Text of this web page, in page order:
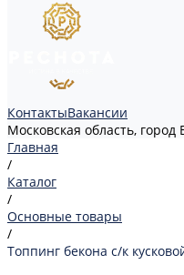
КонтактыВакансии
Московская область,
Главная
/
Каталог
/
Основные товары
/
Топпинг бекона с/к